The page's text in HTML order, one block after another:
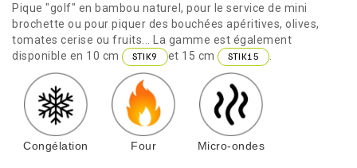
Pique "golf" en bambou naturel, pour le service de mini
brochette ou pour piquer des bouchées apéritives, olives,
tomates cerise ou fruits... La gamme est également
disponible en 10 cm
STIK9 et 15 cm STIK15
Congélation Four Micro-ondes